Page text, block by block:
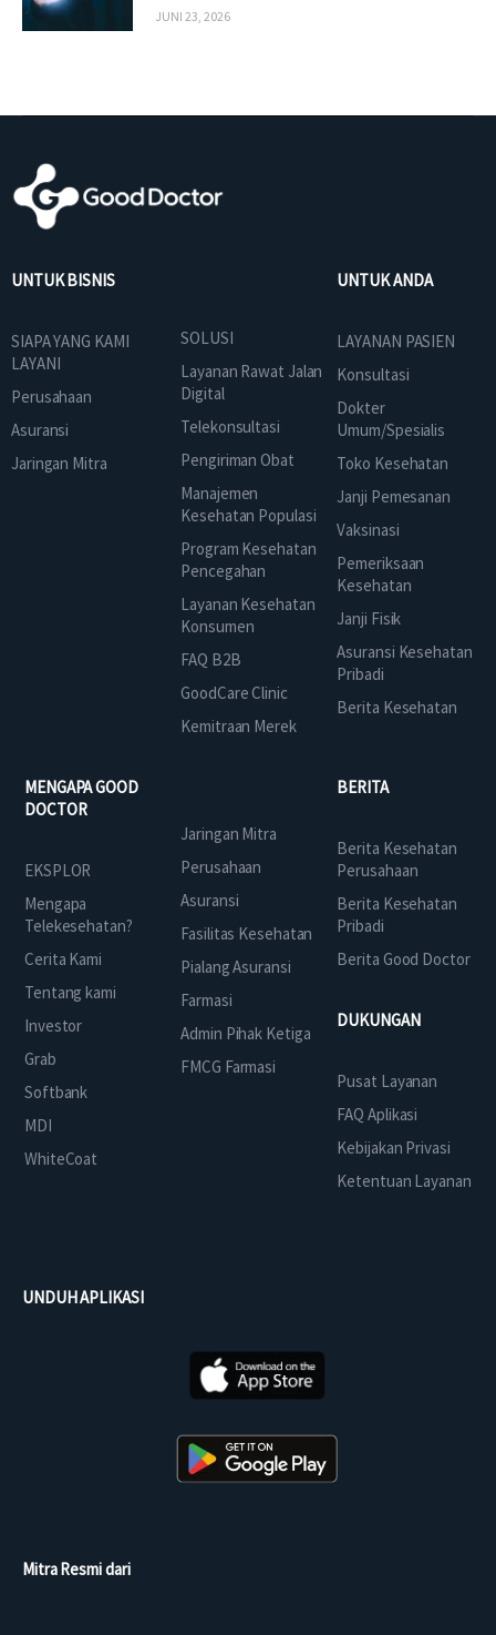
JUNI 23, 2026
UNTUK BISNIS
SIAPA YANG KAMI
LAYANI
Perusahaan
Asuransi
Jaringan Mitra
SOLUSI
Layanan Rawat Jalan
Digital
Telekonsultasi
Pengiriman Obat
Manajemen
Kesehatan Populasi
Program Kesehatan
Pencegahan
Layanan Kesehatan
Konsumen
FAQ B2B
GoodCare Clinic
Kemitraan Merek
UNTUK ANDA
LAYANAN PASIEN
Konsultasi
Dokter
Umum/Spesialis
Toko Kesehatan
Janji Pemesanan
Vaksinasi
Pemeriksaan
Kesehatan
Janji Fisik
Asuransi Kesehatan
Pribadi
Berita Kesehatan
MENGAPA GOOD
DOCTOR
EKSPLOR
Mengapa
Telekesehatan?
Cerita Kami
Tentang kami
Investor
Grab
Softbank
MDI
WhiteCoat
Jaringan Mitra
Perusahaan
Asuransi
Fasilitas Kesehatan
Pialang Asuransi
Farmasi
Admin Pihak Ketiga
FMCG Farmasi
BERITA
Berita Kesehatan
Perusahaan
Berita Kesehatan
Pribadi
Berita Good Doctor
DUKUNGAN
Pusat Layanan
FAQ Aplikasi
Kebijakan Privasi
Ketentuan Layanan
UNDUH APLIKASI
Mitra Resmi dari